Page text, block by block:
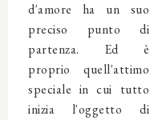
d'amore ha un suo
preciso punto di
partenza. Ed è
proprio quell'attimo
speciale in cui tutto
inizia l'oggetto di